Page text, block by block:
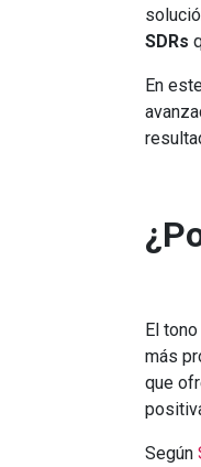
SDRs
En
El
más
que
Según